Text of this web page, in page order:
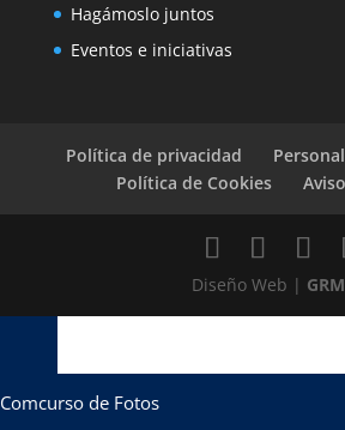
Hagámoslo juntos
Eventos e iniciativas
Política de privacidad
Política de Cookies
Diseño Web | GRM
Comcurso de Fotos